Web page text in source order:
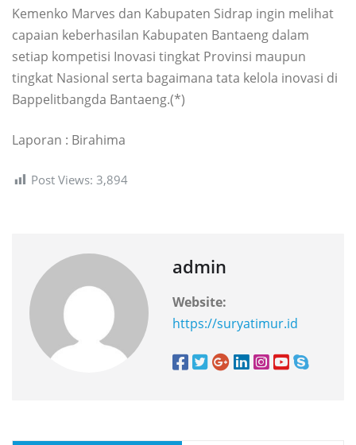
Kemenko Marves dan Kabupaten Sidrap ingin melihat
capaian keberhasilan Kabupaten Bantaeng dalam
setiap kompetisi Inovasi tingkat Provinsi maupun
tingkat Nasional serta bagaimana tata kelola inovasi di
Bappelitbangda Bantaeng.(*)
Laporan : Birahima
Post Views: 3,894
admin
Website:
https://suryatimur.id